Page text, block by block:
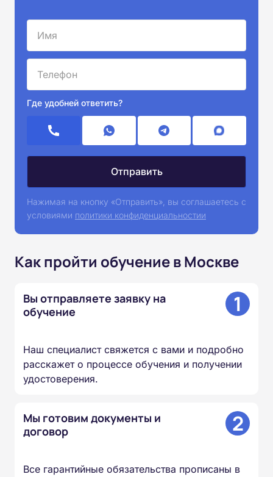
Где удобней ответить?
Нажимая на кнопку «Отправить», вы соглашаетесь с
условиями политики конфиденциальностии
Как пройти обучение в Москве
Вы отправляете заявку на
обучение
1
Наш специалист свяжется с вами и подробно
расскажет о процессе обучения и получении
удостоверения.
Мы готовим документы и
договор
2
Все гарантийные обязательства прописаны в